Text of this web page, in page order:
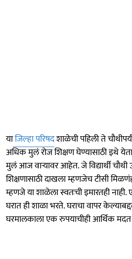
याजिल्हा परिषदशाळेची पहिली ते
अधिक मुलं रोज शिक्षण घेण्यासाठी इथे
मुलं आज वाऱ्यावर आहेत. जे विद्यार्थी चौथी
शिक्षणासाठी दाखला म्हणजेच टीसी
म्हणजे या शाळेला स्वतःची इमारतही
घरात ही शाळा भरते. घराचा वापर
घरमालकाला एक रुपयाचीही आर्थिक मदत